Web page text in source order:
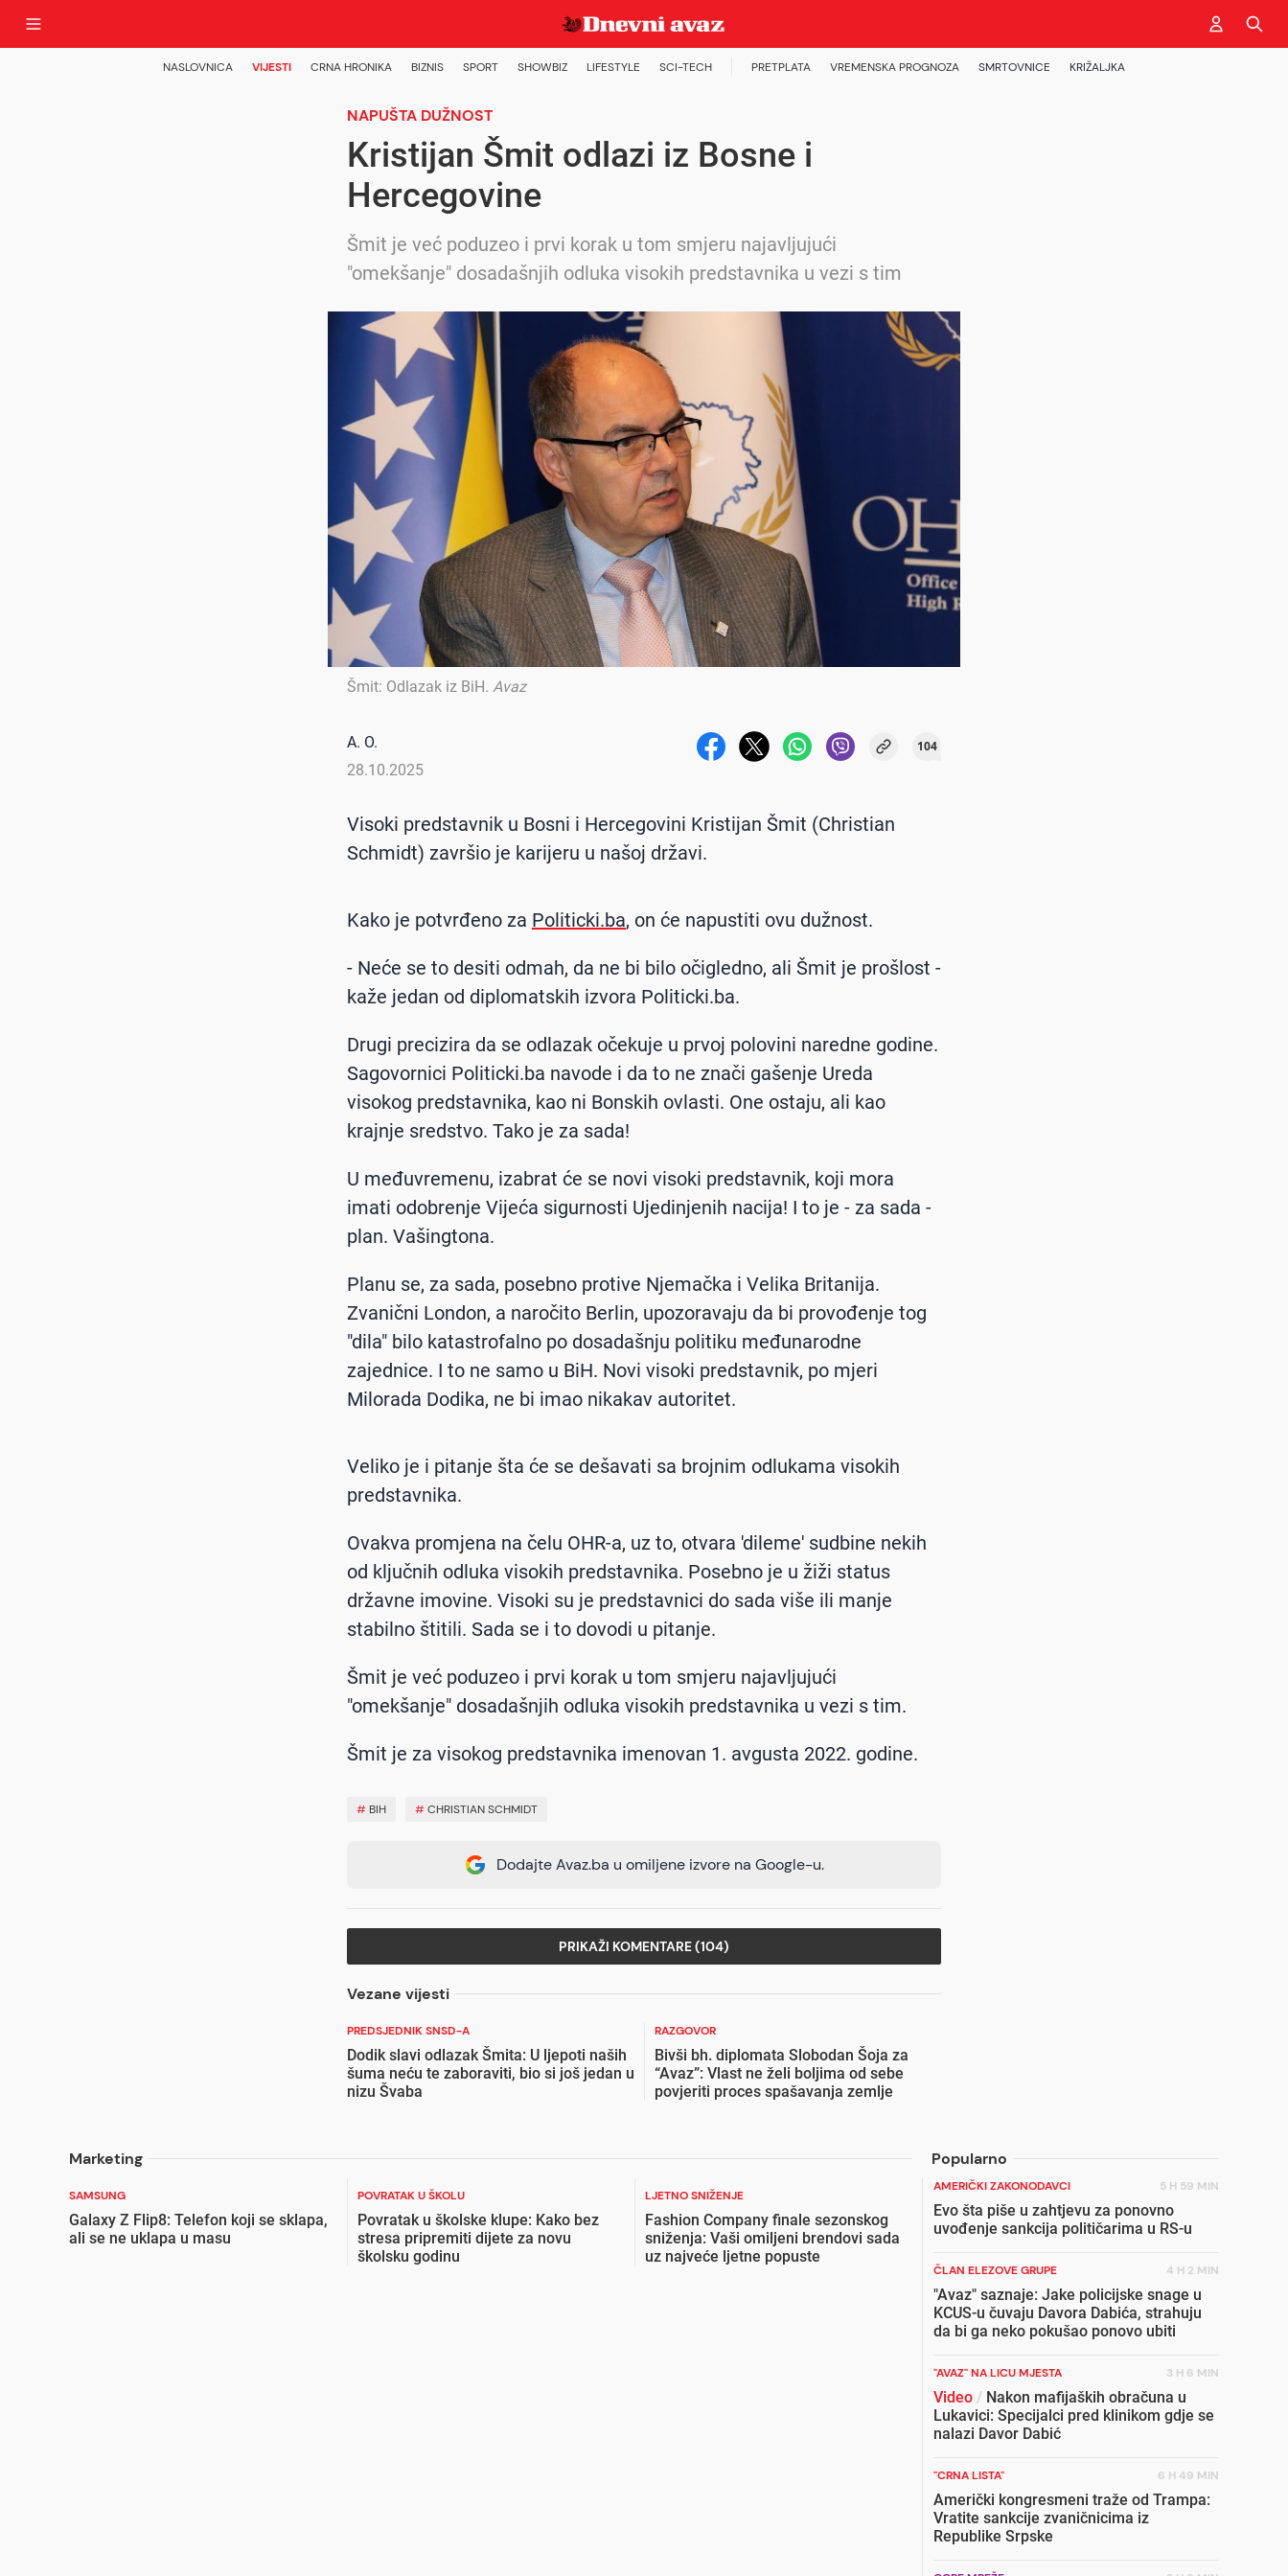
NASLOVNICA VIJESTI CRNA HRONIKA BIZNIS SPORT SHOWBIZ LIFESTYLE SCI-TECH PRETPLATA VREMENSKA PROGNOZA SMRTOVNICE KRIŽALJKA
NAPUŠTA DUŽNOST
Kristijan Šmit odlazi iz Bosne i
Hercegovine
Šmit je već poduzeo i prvi korak u tom smjeru najavljujući
"omekšanje" dosadašnjih odluka visokih predstavnika u vezi s tim
Šmit: Odlazak iz BiH. Avaz
A. O.
28.10.2025
104
Visoki predstavnik u Bosni i Hercegovini Kristijan Šmit (Christian
Schmidt) završio je karijeru u našoj državi.
Kako je potvrđeno za Politicki.ba, on će napustiti ovu dužnost.
- Neće se to desiti odmah, da ne bi bilo očigledno, ali Šmit je prošlost -
kaže jedan od diplomatskih izvora Politicki.ba.
Drugi precizira da se odlazak očekuje u prvoj polovini naredne godine.
Sagovornici Politicki.ba navode i da to ne znači gašenje Ureda
visokog predstavnika, kao ni Bonskih ovlasti. One ostaju, ali kao
krajnje sredstvo. Tako je za sada!
U međuvremenu, izabrat će se novi visoki predstavnik, koji mora
imati odobrenje Vijeća sigurnosti Ujedinjenih nacija! I to je - za sada -
plan. Vašingtona.
Planu se, za sada, posebno protive Njemačka i Velika Britanija.
Zvanični London, a naročito Berlin, upozoravaju da bi provođenje tog
"dila" bilo katastrofalno po dosadašnju politiku međunarodne
zajednice. I to ne samo u BiH. Novi visoki predstavnik, po mjeri
Milorada Dodika, ne bi imao nikakav autoritet.
Veliko je i pitanje šta će se dešavati sa brojnim odlukama visokih
predstavnika.
Ovakva promjena na čelu OHR-a, uz to, otvara 'dileme' sudbine nekih
od ključnih odluka visokih predstavnika. Posebno je u žiži status
državne imovine. Visoki su je predstavnici do sada više ili manje
stabilno štitili. Sada se i to dovodi u pitanje.
Šmit je već poduzeo i prvi korak u tom smjeru najavljujući
"omekšanje" dosadašnjih odluka visokih predstavnika u vezi s tim.
Šmit je za visokog predstavnika imenovan 1. avgusta 2022. godine.
# BIH #CHRISTIAN SCHMIDT
Dodajte Avaz.ba u omiljene izvore na Google-u.
PRIKAŽI KOMENTARE (104)
Vezane vijesti
PREDSJEDNIK SNSD-A
Dodik slavi odlazak Šmita: U ljepoti naših
šuma neću te zaboraviti, bio si još jedan u
nizu Švaba
RAZGOVOR
Bivši bh. diplomata Slobodan Šoja za
“Avaz”: Vlast ne želi boljima od sebe
povjeriti proces spašavanja zemlje
Marketing Popularno
SAMSUNG
Galaxy Z Flip8: Telefon koji se sklapa,
ali se ne uklapa u masu
POVRATAK U ŠKOLU
Povratak u školske klupe: Kako bez
stresa pripremiti dijete za novu
školsku godinu
LJETNO SNIŽENJE
Fashion Company finale sezonskog
sniženja: Vaši omiljeni brendovi sada
uz najveće ljetne popuste
AMERIČKI ZAKONODAVCI 5 H 59 MIN
Evo šta piše u zahtjevu za ponovno
uvođenje sankcija političarima u RS-u
ČLAN ELEZOVE GRUPE 4 H 2 MIN
"Avaz" saznaje: Jake policijske snage u
KCUS-u čuvaju Davora Dabića, strahuju
da bi ga neko pokušao ponovo ubiti
"AVAZ" NA LICU MJESTA 3 H 6 MIN
Video / Nakon mafijaških obračuna u
Lukavici: Specijalci pred klinikom gdje se
nalazi Davor Dabić
"CRNA LISTA" 6 H 49 MIN
Američki kongresmeni traže od Trampa:
Vratite sankcije zvaničnicima iz
Republike Srpske